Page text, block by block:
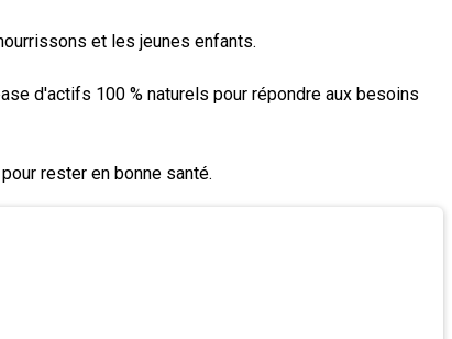
et les jeunes enfants.
d'actifs 100 % naturels pour répondre aux besoins
rester en bonne santé.